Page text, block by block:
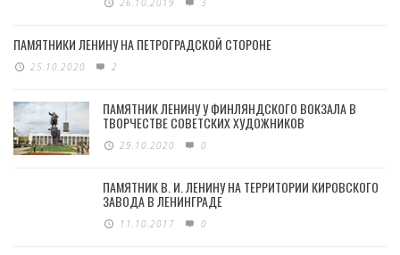
26.10.2019 3
ПАМЯТНИКИ ЛЕНИНУ НА ПЕТРОГРАДСКОЙ СТОРОНЕ
25.10.2020 2
ПАМЯТНИК ЛЕНИНУ У ФИНЛЯНДСКОГО ВОКЗАЛА В
ТВОРЧЕСТВЕ СОВЕТСКИХ ХУДОЖНИКОВ
29.10.2020 0
ПАМЯТНИК В. И. ЛЕНИНУ НА ТЕРРИТОРИИ КИРОВСКОГО
ЗАВОДА В ЛЕНИНГРАДЕ
11.10.2017 0